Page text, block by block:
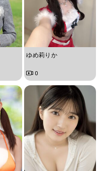
ゆめ莉りか
0